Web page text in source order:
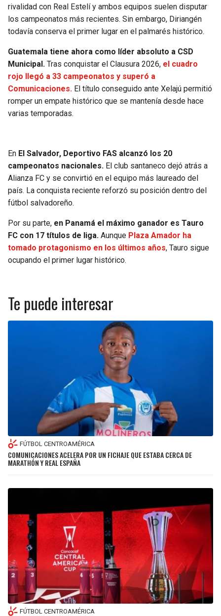
rivalidad con Real Estelí y ambos equipos suelen disputar
los campeonatos más recientes. Sin embargo, Diriangén
todavía conserva el primer lugar en el palmarés histórico.
Guatemala tiene ahora como líder absoluto a CSD
Municipal. Tras conquistar el Clausura 2026, el cuadro
rojo llegó a 33 campeonatos y superó a
Comunicaciones. El título conseguido ante Xelajú permitió
romper un empate histórico que se mantenía desde hace
varias temporadas.
En El Salvador, Deportivo FAS alcanzó los 20
campeonatos nacionales. El club santaneco dejó atrás a
Alianza FC y se convirtió en el equipo más laureado del
país. La conquista reciente reforzó su posición dentro del
fútbol salvadoreño.
Por su parte, en Panamá el máximo ganador es Tauro
FC con 17 títulos de liga. Aunque Plaza Amador ha
tomado protagonismo en los últimos años, Tauro sigue
ocupando el primer lugar histórico.
Te puede interesar
FÚTBOL CENTROAMÉRICA
COMUNICACIONES ACELERA POR UN FICHAJE QUE ESTABA CERCA DE
MARATHÓN Y REAL ESPAÑA
FÚTBOL CENTROAMÉRICA